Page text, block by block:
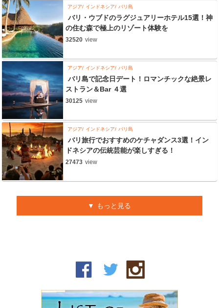
アジア インドネシア バリ島
バリ・ウブドのラグジュアリーホテル15選！神
の住む森で極上のリゾート体験を
32520 view
アジア インドネシア バリ島
バリ島で記念日デート！ロマンチックな絶景レ
ストラン＆Bar ４選
30125 view
アジア インドネシア バリ島
バリ旅行でおすすめのケチャダンス3選！イン
ドネシアの伝統芸能が楽しすぎる！
27473 view
もっと見る